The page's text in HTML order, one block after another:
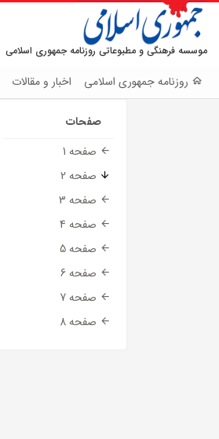
موسسه فرهنگی و مطبوعاتی روزنامه جمهوری اسلامی
روزنامه جمهوری اسلامی اخبار و مقالات
صفحات
صفحه 1
صفحه 2
صفحه 3
صفحه 4
صفحه 5
صفحه 6
صفحه 7
صفحه 8